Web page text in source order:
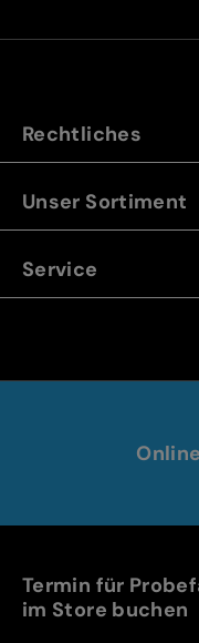
Rechtliches
Unser Sortiment
Service
Termin für
im Store buchen